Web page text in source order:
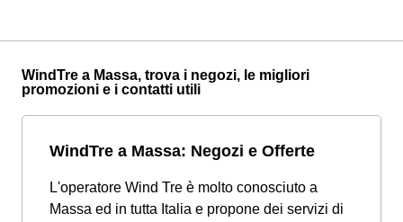
WindTre a Massa, trova i negozi, le migliori
promozioni e i contatti utili
WindTre a Massa: Negozi e Offerte
L'operatore Wind Tre è molto conosciuto a
Massa ed in tutta Italia e propone dei servizi di